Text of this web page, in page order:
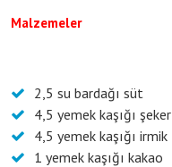
Malzemeler
2,5 su bardağı süt
4,5 yemek kaşığı şeker
4,5 yemek kaşığı irmik
1 yemek kaşığı kakao